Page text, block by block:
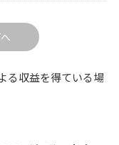
る収益を得ている場